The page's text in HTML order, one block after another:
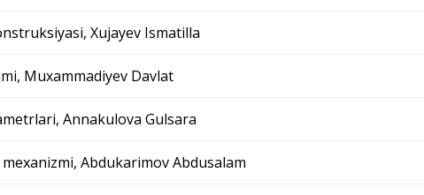
Xujayev Ismatilla
Muxammadiyev Davlat
Annakulova Gulsara
Abdukarimov Abdusalam